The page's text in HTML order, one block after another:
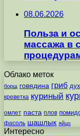
08.06.2026
Польза и
массажа в
Облако меток
борщ говядина гриб
креветка куриный
омлет паста плов
фасоль шашлык яйцо
Интересно